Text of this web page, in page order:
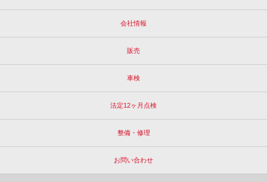
会社情報
販売
車検
法定12ヶ月点検
整備・修理
お問い合わせ